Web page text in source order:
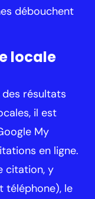
débouchent
locale
résultats
il est
My
en ligne.
citation, y
téléphone), le